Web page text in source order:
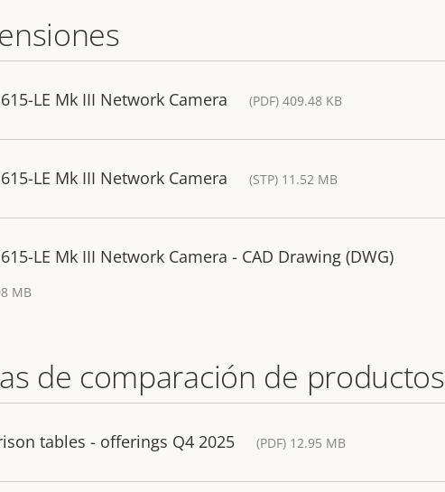
LE Mk III Network Camera (PDF) 409.48 KB
LE Mk III Network Camera (STP) 11.52 MB
LE Mk III Network Camera - CAD Drawing (DWG)
MB
de comparación de productos
tables - offerings Q4 2025 (PDF) 12.95 MB